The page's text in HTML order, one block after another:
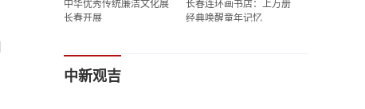
中华优秀传统廉洁文化展
长春开展
长春连环画书店：上万册
经典唤醒童年记忆
中新观吉